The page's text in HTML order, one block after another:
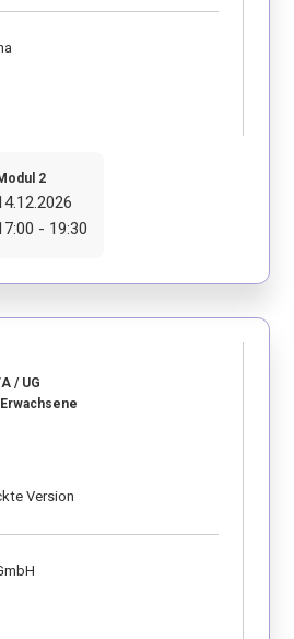
2
- 19:30
/ UG
Version